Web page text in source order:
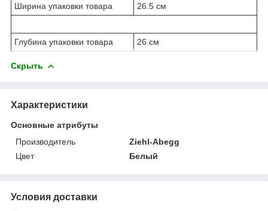
Ширина упаковки товара 26.5 см
Глубина упаковки товара 26 см
Скрыть
Характеристики
Основные атрибуты
Производитель
Ziehl-Abegg
Цвет
Белый
Условия доставки